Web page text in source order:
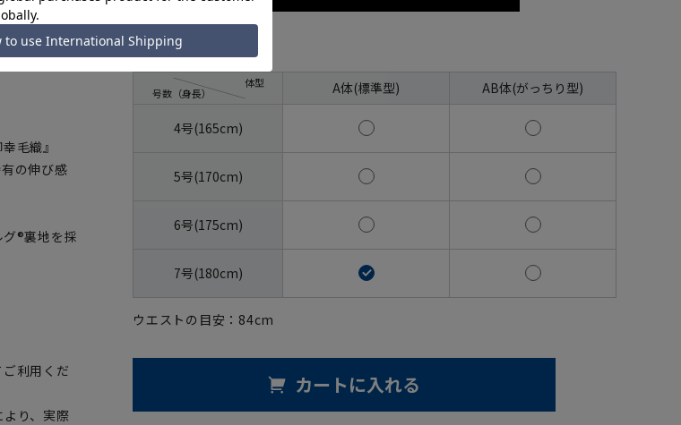
せん。
毛織』
の伸び感
®裏地を採
利用くだ
り、実際
サイズ
号数（身長）
体型 A体(標準型) AB体(がっちり型)
4号(165cm)
5号(170cm)
6号(175cm)
7号(180cm)
ウエストの目安： 84cm
カートに入れる